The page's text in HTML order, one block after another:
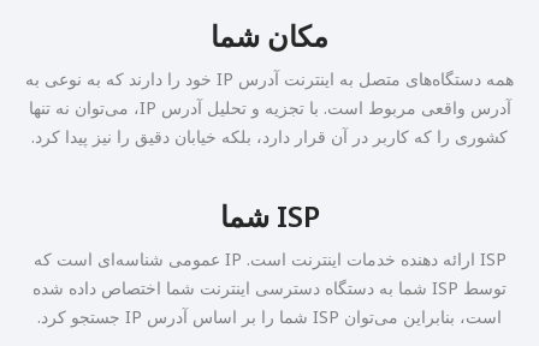
مکان شما
همه دستگاه‌های متصل به اینترنت آدرس IP خود را دارند که به نوعی به
آدرس واقعی مربوط است. با تجزیه و تحلیل آدرس IP، می‌توان نه تنها
کشوری را که کاربر در آن قرار دارد، بلکه خیابان دقیق را نیز پیدا کرد.
ISP شما
ISP ارائه دهنده خدمات اینترنت است. IP عمومی شناسه‌ای است که
توسط ISP شما به دستگاه دسترسی اینترنت شما اختصاص داده شده
است، بنابراین می‌توان ISP شما را بر اساس آدرس IP جستجو کرد.